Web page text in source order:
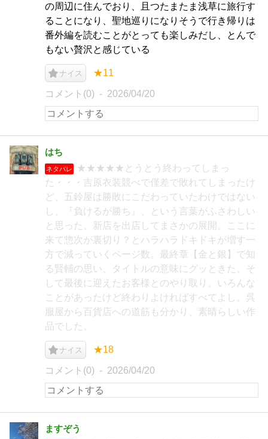
の周辺に住んでおり、且つたまたま浅草に旅行す
ることになり、聖地巡りになりそうで行き帰りは
番外編を読むことがとっても楽しみだし、とんで
もない贅沢と感じている
ナイス ★11
コメント(0) 2026/04/20
はち
ネタバレ
★★★★★とうとう終わってしまっ
た・・・吉原衣装競べで僅差で敗れてしまったけ
ど、五鈴屋は勝敗にこだわっていたわけではない
し、『負けるが勝ち』、という言葉がふさわしい
と思った。新店を出店してまさかの展開。ここに
来て惣次が裏切り？とハラハラドキドキが増す一
方で減っていくページ数。最終章【金と銀】で知
る賢輔の思い、タイトルの意味にグッときた。そ
して最後に迎えたお客様とのやり取り。いろんな
ことがあったけど終わりよければすべてよし。呉
服屋から百貨店への道筋も分かり、素晴らしい作
品でした。
ナイス ★18
コメント(0) 2026/04/20
ますぞう